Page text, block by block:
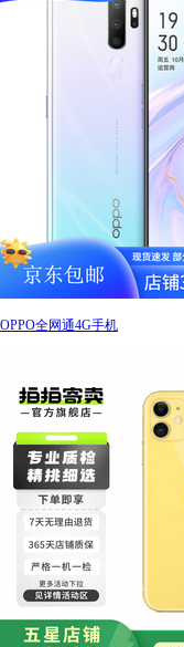
OPPO全网通4G手机